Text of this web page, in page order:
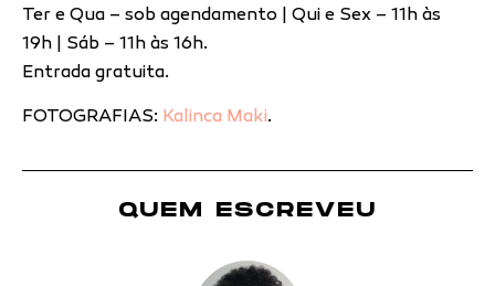
Ter e Qua – sob agendamento | Qui e Sex – 11h às
19h | Sáb – 11h às 16h.
Entrada gratuita.
FOTOGRAFIAS: Kalinca Maki.
QUEM ESCREVEU